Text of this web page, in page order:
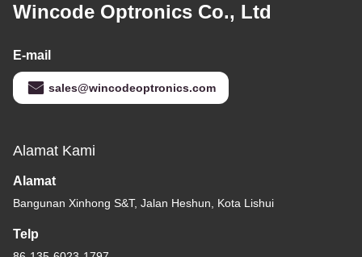
Wincode Optronics Co., Ltd
E-mail
sales@wincodeoptronics.com
Alamat Kami
Alamat
Bangunan Xinhong S&T, Jalan Heshun, Kota Lishui
Telp